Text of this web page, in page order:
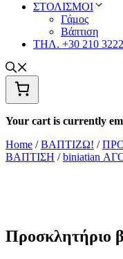
ΣΤΟΛΙΣΜΟΙ
Γάμος
Βάπτιση
ΤΗΛ. +30 210
Your cart is currently
Home /ΒΑΠΤΙΖΩ! /
ΒΑΠΤΙΣΗ /biniatian
Προσκλητήριο